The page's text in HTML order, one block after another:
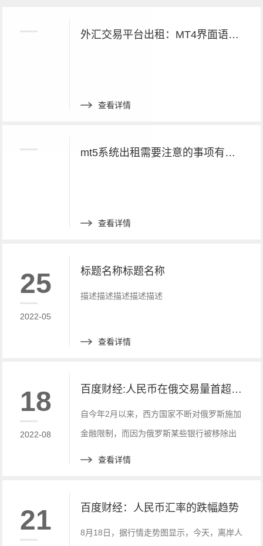
外汇交易平台出租：MT4界面语言切换方法
查看详情
mt5系统出租需要注意的事项有哪些呢？
查看详情
25
2022-05
标题名称标题名称
描述描述描述描述描述
查看详情
18
2022-08
百度财经:人民币在俄交易量首超美元！
自今年2月以来，西方国家不断对俄罗斯施加
金融限制，而因为俄罗斯某些银行被移除出
查看详情
21 百度财经：人民币汇率的跌幅趋势
8月18日，据行情走势图显示，今天，离岸人